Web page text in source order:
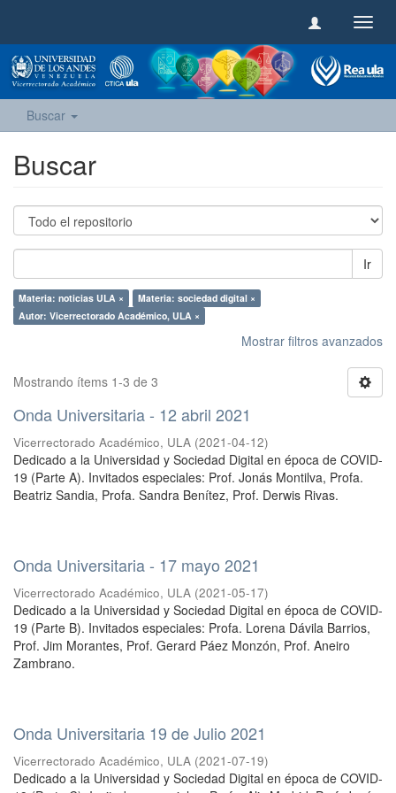
Buscar
Buscar
Ir
Materia: noticias ULA ×
Materia: sociedad digital ×
Autor: Vicerrectorado Académico, ULA ×
Mostrar filtros avanzados
Mostrando ítems 1-3 de 3
Onda Universitaria - 12 abril 2021
Vicerrectorado Académico, ULA (2021-04-12)
Dedicado a la Universidad y Sociedad Digital en época de COVID-
19 (Parte A). Invitados especiales: Prof. Jonás Montilva, Profa.
Beatriz Sandia, Profa. Sandra Benítez, Prof. Derwis Rivas.
Onda Universitaria - 17 mayo 2021
Vicerrectorado Académico, ULA (2021-05-17)
Dedicado a la Universidad y Sociedad Digital en época de COVID-
19 (Parte B). Invitados especiales: Profa. Lorena Dávila Barrios,
Prof. Jim Morantes, Prof. Gerard Páez Monzón, Prof. Aneiro
Zambrano.
Onda Universitaria 19 de Julio 2021
Vicerrectorado Académico, ULA (2021-07-19)
Dedicado a la Universidad y Sociedad Digital en época de COVID-